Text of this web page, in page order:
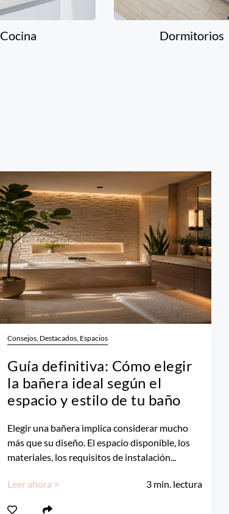
Cocina Dormitorios
Consejos, Destacados, Espacios
Guía definitiva: Cómo elegir
la bañera ideal según el
espacio y estilo de tu baño
Elegir una bañera implica considerar mucho
más que su diseño. El espacio disponible, los
materiales, los requisitos de instalación...
Leer ahora > 3 min. lectura